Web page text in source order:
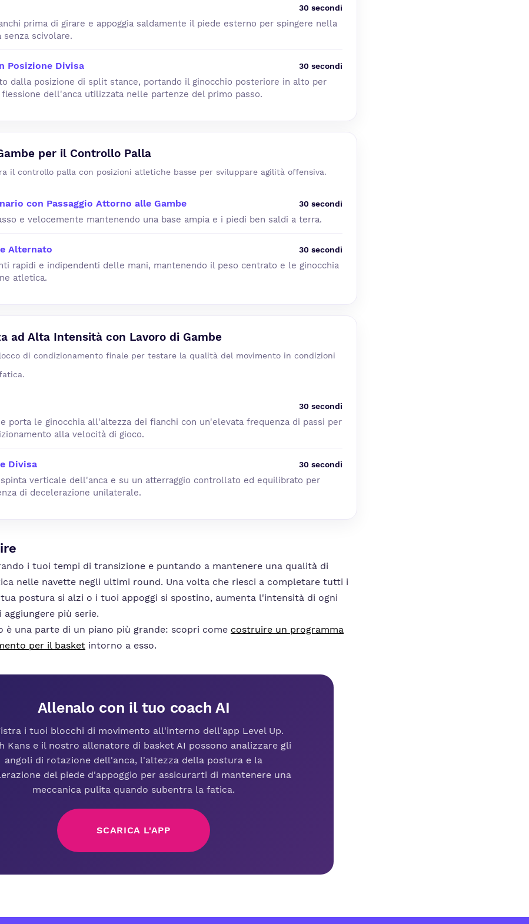
30 secondi
prima di girare e appoggia saldamente il piede esterno per spingere nella
senza scivolare.
Posizione Divisa 30 secondi
dalla posizione di split stance, portando il ginocchio posteriore in alto per
dell'anca utilizzata nelle partenze del primo passo.
per il Controllo Palla
il controllo palla con posizioni atletiche basse per sviluppare agilità offensiva.
con Passaggio Attorno alle Gambe 30 secondi
e velocemente mantenendo una base ampia e i piedi ben saldi a terra.
Alternato 30 secondi
rapidi e indipendenti delle mani, mantenendo il peso centrato e le ginocchia
atletica.
ad Alta Intensità con Lavoro di Gambe
di condizionamento finale per testare la qualità del movimento in condizioni
30 secondi
porta le ginocchia all'altezza dei fianchi con un'elevata frequenza di passi per
alla velocità di gioco.
Divisa 30 secondi
verticale dell'anca e su un atterraggio controllato ed equilibrato per
di decelerazione unilaterale.
i tuoi tempi di transizione e puntando a mantenere una qualità di
nelle navette negli ultimi round. Una volta che riesci a completare tutti i
postura si alzi o i tuoi appoggi si spostino, aumenta l'intensità di ogni
più serie.
è una parte di un piano più grande: scopri come costruire un programma
per il basket intorno a esso.
Allenalo con il tuo coach AI
i tuoi blocchi di movimento all'interno dell'app Level Up.
Kans e il nostro allenatore di basket AI possono analizzare gli
angoli di rotazione dell'anca, l'altezza della postura e la
del piede d'appoggio per assicurarti di mantenere una
meccanica pulita quando subentra la fatica.
SCARICA L'APP